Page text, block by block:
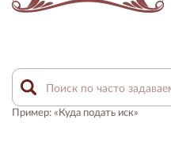
Пример: «Куда подать иск»